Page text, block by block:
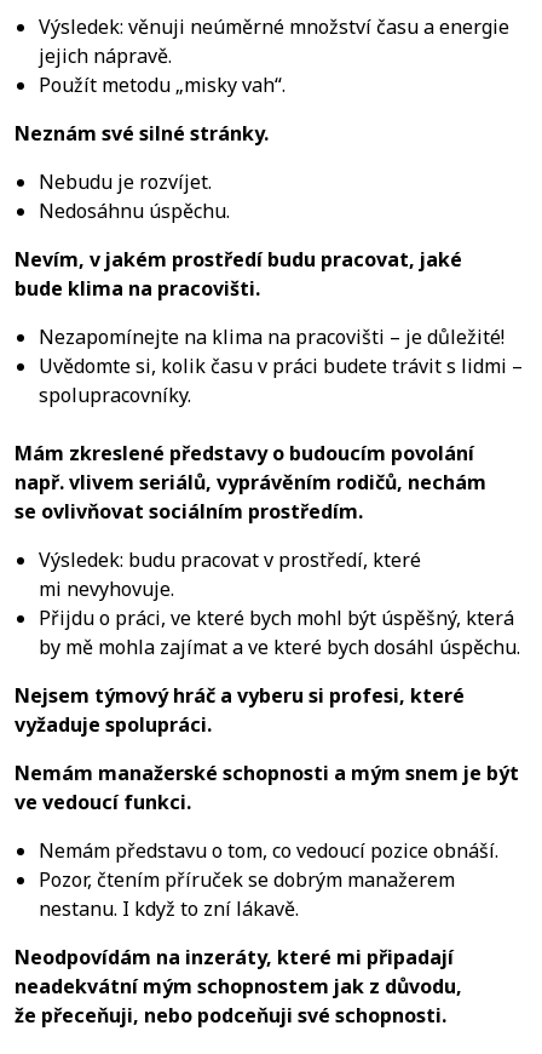
Výsledek: věnuji neúměrné množství času a energie
jejich nápravě.
Použít metodu „misky vah“.
Neznám své silné stránky.
Nebudu je rozvíjet.
Nedosáhnu úspěchu.
Nevím, v jakém prostředí budu pracovat, jaké
bude klima na pracovišti.
Nezapomínejte na klima na pracovišti – je důležité!
Uvědomte si, kolik času v práci budete trávit s lidmi –
spolupracovníky.
Mám zkreslené představy o budoucím povolání
např. vlivem seriálů, vyprávěním rodičů, nechám
se ovlivňovat sociálním prostředím.
Výsledek: budu pracovat v prostředí, které
mi nevyhovuje.
Přijdu o práci, ve které bych mohl být úspěšný, která
by mě mohla zajímat a ve které bych dosáhl úspěchu.
Nejsem týmový hráč a vyberu si profesi, které
vyžaduje spolupráci.
Nemám manažerské schopnosti a mým snem je být
ve vedoucí funkci.
Nemám představu o tom, co vedoucí pozice obnáší.
Pozor, čtením příruček se dobrým manažerem
nestanu. I když to zní lákavě.
Neodpovídám na inzeráty, které mi připadají
neadekvátní mým schopnostem jak z důvodu,
že přeceňuji, nebo podceňuji své schopnosti.